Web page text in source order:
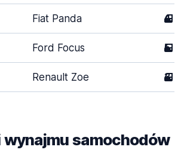
Fiat Panda 4
Ford Focus 5
Renault Zoe 3
samochodów